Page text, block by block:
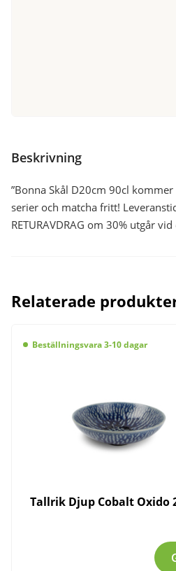
Beskrivning
”Bonna Skål D20cm 90cl
serier och matcha fritt!
RETURAVDRAG om 30% utgår
Relaterade
Beställningsvara 3-10 dagar
Tallrik Djup Cobalt Oxido